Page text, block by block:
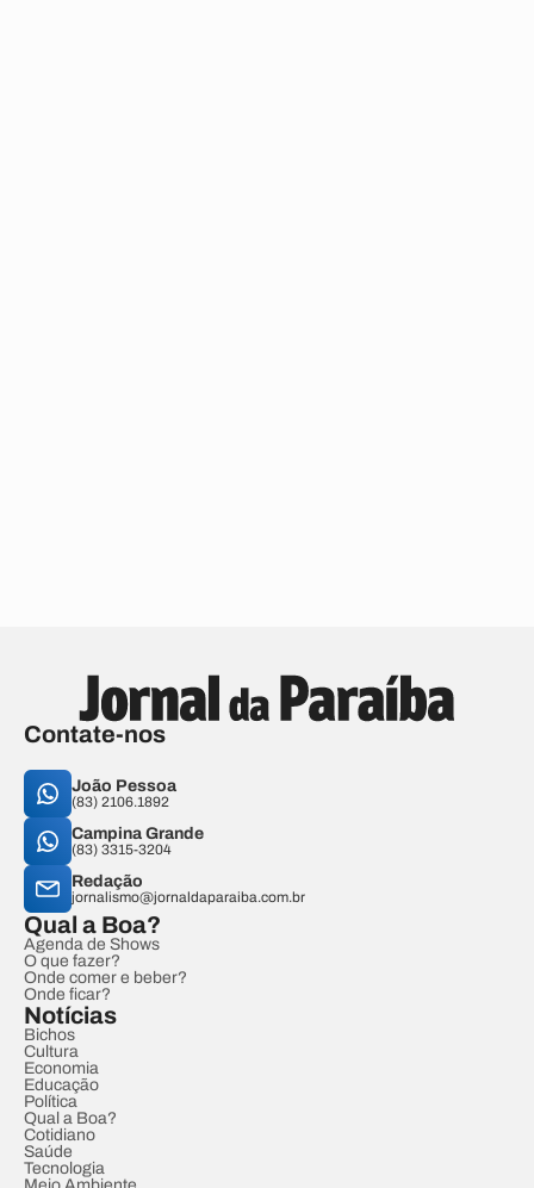
Contate-nos
João Pessoa
(83) 2106.1892
Campina Grande
(83) 3315-3204
Redação
jornalismo@jornaldaparaiba.com.br
Qual a Boa?
Agenda de Shows
O que fazer?
Onde comer e beber?
Onde ficar?
Notícias
Bichos
Cultura
Economia
Educação
Política
Qual a Boa?
Cotidiano
Saúde
Tecnologia